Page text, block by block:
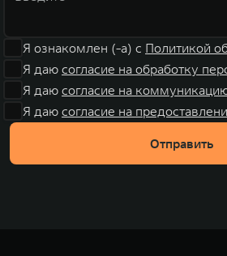
Я ознакомлен (-а) с Политикой
Я даю согласие на обработку
Я даю согласие на
Я даю согласие на
Отправить